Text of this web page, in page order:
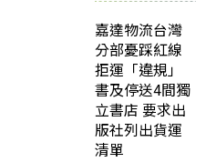
嘉達物流台灣
分部憂踩紅線
拒運「違規」
書及停送4間獨
立書店 要求出
版社列出貨運
清單